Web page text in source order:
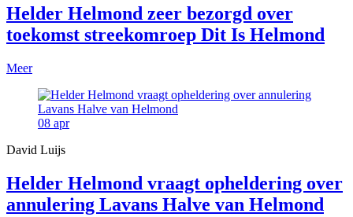
Helder Helmond zeer bezorgd over
toekomst streekomroep Dit Is Helmond
Meer
08 apr
David Luijs
Helder Helmond vraagt opheldering over
annulering Lavans Halve van Helmond